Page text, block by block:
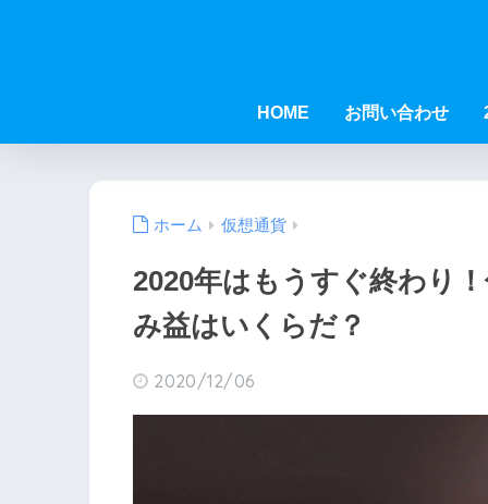
HOME お問い合わせ
ホーム 仮想通貨
2020年はもうすぐ終わり
み益はいくらだ？
2020/12/06